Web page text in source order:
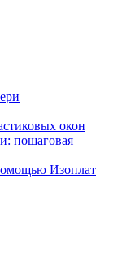
окон
пошаговая
Изоплат